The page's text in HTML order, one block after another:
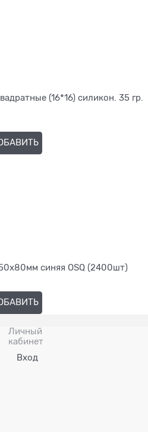
(16*16) силикон. 35 гр.
синяя OSQ (2400шт)
Личный
кабинет
Вход